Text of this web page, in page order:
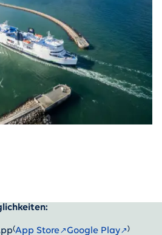
(App Store Google Play )